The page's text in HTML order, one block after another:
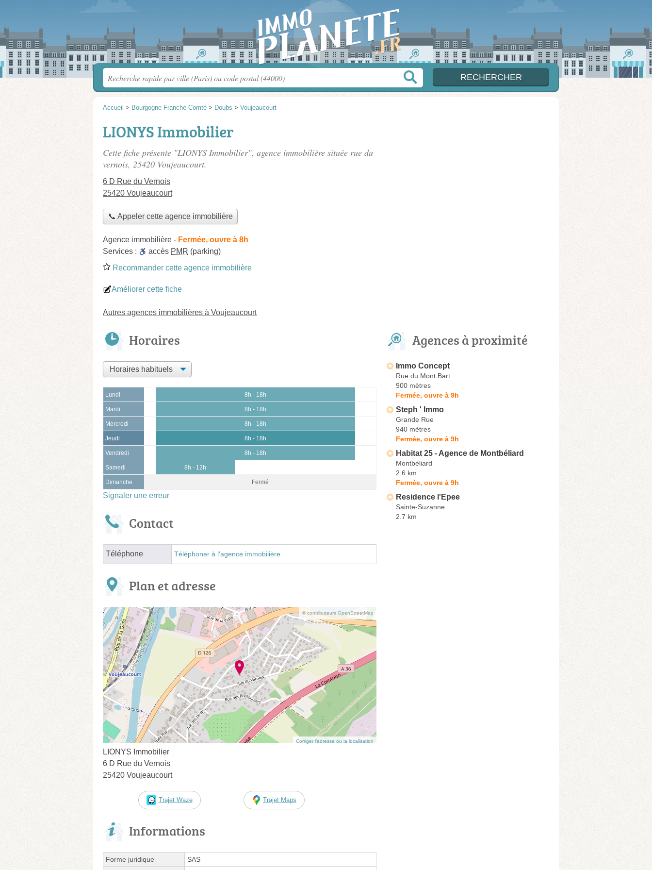
Accueil > Bourgogne-Franche-Comté > Doubs > Voujeaucourt
LIONYS Immobilier
Cette fiche présente "LIONYS Immobilier", agence immobilière située rue du
vernois, 25420 Voujeaucourt.
6 D Rue du Vernois
25420 Voujeaucourt
📞 Appeler cette agence immobilière
Agence immobilière - Fermée, ouvre à 8h
Services :
accès PMR (parking)
Recommander cette agence immobilière
Améliorer cette fiche
Autres agences immobilières à Voujeaucourt
Horaires
Lundi 8h - 18h
Mardi 8h - 18h
Mercredi 8h - 18h
Jeudi 8h - 18h
Vendredi 8h - 18h
Samedi 8h - 12h
Dimanche Fermé
Signaler une erreur
Contact
Téléphone Téléphoner à l'agence immobilière
Plan et adresse
© contributeurs OpenStreetMap
Corriger l’adresse ou la localisation
LIONYS Immobilier
6 D Rue du Vernois
25420 Voujeaucourt
Trajet Waze Trajet Maps
Informations
Forme juridique
SAS
Agences à proximité
Immo Concept
Rue du Mont Bart
900 mètres
Fermée, ouvre à 9h
Steph ' Immo
Grande Rue
940 mètres
Fermée, ouvre à 9h
Habitat 25 - Agence de Montbéliard
Montbéliard
2.6 km
Fermée, ouvre à 9h
Residence l'Epee
Sainte-Suzanne
2.7 km